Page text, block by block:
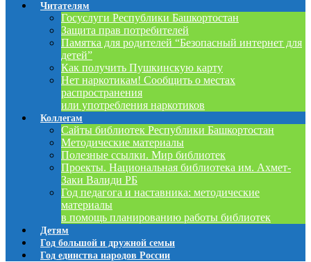
Читателям
Госуслуги Республики Башкортостан
Защита прав потребителей
Памятка для родителей “Безопасный интернет для
детей”
Как получить Пушкинскую карту
Нет наркотикам! Сообщить о местах
распространения
или употребления наркотиков
Коллегам
Сайты библиотек Республики Башкортостан
Методические материалы
Полезные ссылки. Мир библиотек
Проекты. Национальная библиотека им. Ахмет-
Заки Валиди РБ
Год педагога и наставника: методические
материалы
в помощь планированию работы библиотек
Детям
Год большой и дружной семьи
Год единства народов России